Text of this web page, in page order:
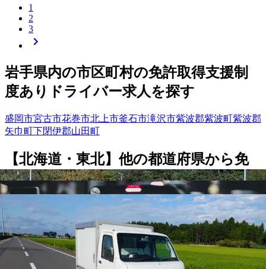
1
2
3
岩手県内の市区町村の免許取得支援制
度あり
ドライバー求人を探す
盛岡市宮古市花巻市北上市釜石市滝沢市紫波郡紫波町紫波郡
矢巾町下閉伊郡山田町
【北海道・東北】他の都道府県から免
許取得支援制度ありドライバー求人を
探す
青森県 宮城県 山形県福島県北海道秋田県
勤務エリア